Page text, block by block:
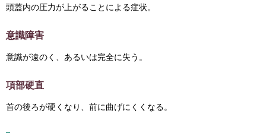
頭蓋内の圧力が上がることによる症状。
意識障害
意識が遠のく、あるいは完全に失う。
項部硬直
首の後ろが硬くなり、前に曲げにくくなる。